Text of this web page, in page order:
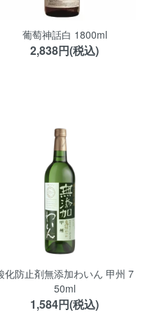
葡萄神話白 1800ml
2,838円(税込)
化防止剤無添加わいん 甲州 7
50ml
1,584円(税込)